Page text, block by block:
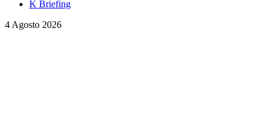
K Briefing
4 Agosto 2026